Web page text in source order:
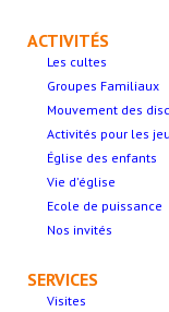
ACTIVITÉS
Les cultes
Groupes Familiaux
Mouvement des
Activités pour les
Église des enfants
Vie d'église
Ecole de puissance
Nos invités
SERVICES
Visites